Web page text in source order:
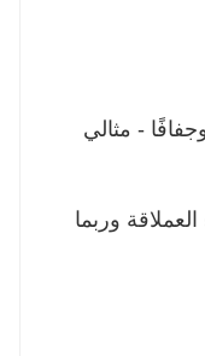
- مثالي
وربما